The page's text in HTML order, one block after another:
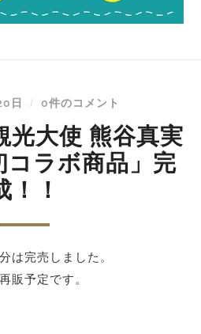
日 / 0件のコメント
光大使 熊谷真実
コラボ商品」完
！！
は完売しました。
販予定です。